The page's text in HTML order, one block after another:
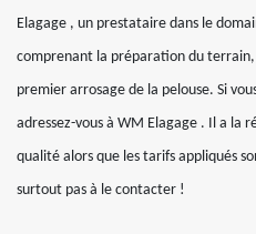
Elagage , un prestataire dans le
comprenant la préparation du terrain,
premier arrosage de la pelouse. Si
adressez-vous à WM Elagage . Il a la
qualité alors que les tarifs appliqués
surtout pas à le contacter !